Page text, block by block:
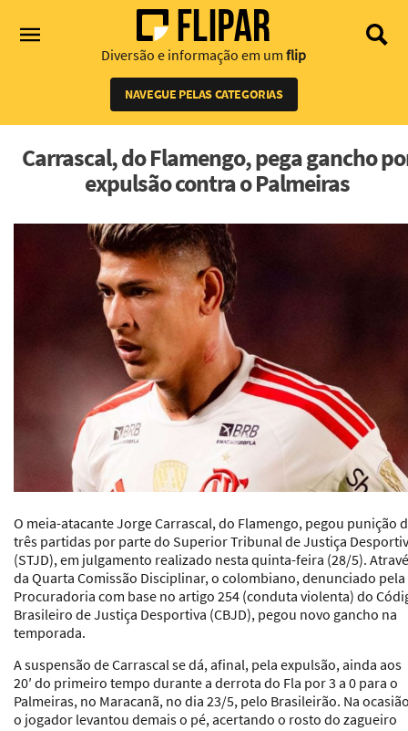
Diversão e informação em um flip
NAVEGUE PELAS CATEGORIAS
Carrascal, do Flamengo, pega gancho
expulsão contra o Palmeiras
O meia-atacante Jorge Carrascal, do Flamengo, pegou punição
três partidas por parte do Superior Tribunal de Justiça
(STJD), em julgamento realizado nesta quinta-feira (28/5).
da Quarta Comissão Disciplinar, o colombiano, denunciado pela
Procuradoria com base no artigo 254 (conduta violenta) do
Brasileiro de Justiça Desportiva (CBJD), pegou novo gancho na
temporada.
A suspensão de Carrascal se dá, afinal, pela expulsão, ainda aos
20′ do primeiro tempo durante a derrota do Fla por 3 a 0 para o
Palmeiras, no Maracanã, no dia 23/5, pelo Brasileirão. Na
o jogador levantou demais o pé, acertando o rosto do zagueiro